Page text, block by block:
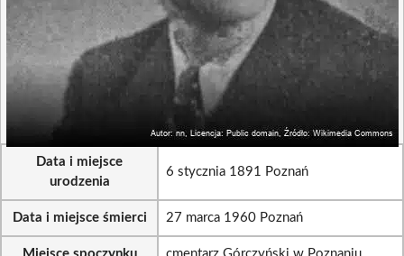
Data i miejsce
urodzenia
6 stycznia 1891 Poznań
Data i miejsce śmierci 27 marca 1960 Poznań